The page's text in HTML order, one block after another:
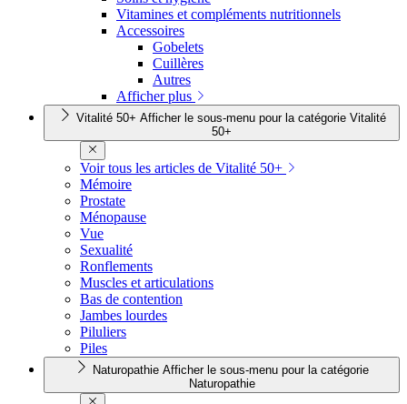
Vitamines et compléments nutritionnels
Accessoires
Gobelets
Cuillères
Autres
Afficher plus
Vitalité 50+ Afficher le sous-menu pour la catégorie Vitalité
50+
Voir tous les articles de Vitalité 50+
Mémoire
Prostate
Ménopause
Vue
Sexualité
Ronflements
Muscles et articulations
Bas de contention
Jambes lourdes
Piluliers
Piles
Naturopathie Afficher le sous-menu pour la catégorie
Naturopathie